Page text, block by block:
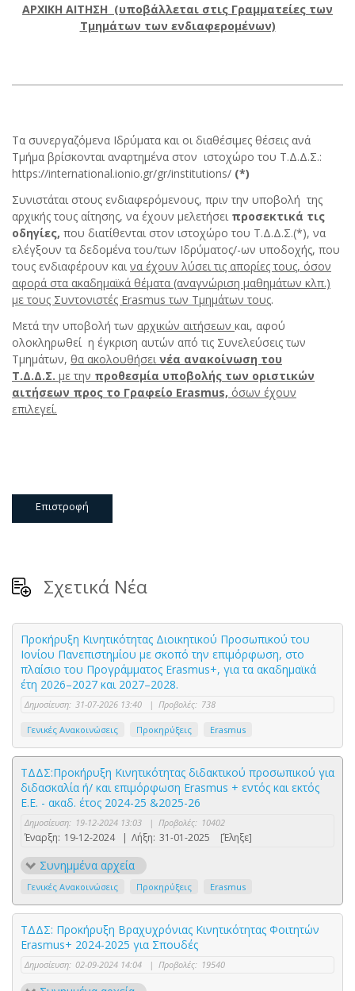
ΑΡΧΙΚΗ ΑΙΤΗΣΗ (υποβάλλεται στις Γραμματείες των
Τμημάτων των ενδιαφερομένων)
Τα συνεργαζόμενα Ιδρύματα και οι διαθέσιμες θέσεις ανά
Τμήμα βρίσκονται αναρτημένα στον ιστοχώρο του Τ.Δ.Δ.Σ.:
https://international.ionio.gr/gr/institutions/ (*)
Συνιστάται στους ενδιαφερόμενους, πριν την υποβολή της
αρχικής τους αίτησης, να έχουν μελετήσει προσεκτικά τις
οδηγίες, που διατίθενται στον ιστοχώρο του Τ.Δ.Δ.Σ.(*), να
ελέγξουν τα δεδομένα του/των Ιδρύματος/-ων υποδοχής, που
τους ενδιαφέρουν και να έχουν λύσει τις απορίες τους, όσον
αφορά στα ακαδημαϊκά θέματα (αναγνώριση μαθημάτων κλπ.)
με τους Συντονιστές Erasmus των Τμημάτων τους.
Μετά την υποβολή των αρχικών αιτήσεων και, αφού
ολοκληρωθεί η έγκριση αυτών από τις Συνελεύσεις των
Τμημάτων, θα ακολουθήσει νέα ανακοίνωση του
Τ.Δ.Δ.Σ. με την προθεσμία υποβολής των οριστικών
αιτήσεων προς το Γραφείο Erasmus, όσων έχουν
επιλεγεί.
Επιστροφή
Σχετικά Νέα
Προκήρυξη Κινητικότητας Διοικητικού Προσωπικού του
Ιονίου Πανεπιστημίου με σκοπό την επιμόρφωση, στο
πλαίσιο του Προγράμματος Erasmus+, για τα ακαδημαϊκά
έτη 2026–2027 και 2027–2028.
Δημοσίευση: 31-07-2026 13:40 | Προβολές: 738
Γενικές Ανακοινώσεις Προκηρύξεις Erasmus
ΤΔΔΣ:Προκήρυξη Κινητικότητας διδακτικού προσωπικού για
διδασκαλία ή/ και επιμόρφωση Erasmus + εντός και εκτός
Ε.Ε. - ακαδ. έτος 2024-25 &2025-26
Δημοσίευση: 19-12-2024 13:03 | Προβολές: 10402
Έναρξη: 19-12-2024 | Λήξη: 31-01-2025 [Έληξε]
Συνημμένα αρχεία
Γενικές Ανακοινώσεις Προκηρύξεις Erasmus
ΤΔΔΣ: Προκήρυξη Βραχυχρόνιας Kινητικότητας Φοιτητών
Erasmus+ 2024-2025 για Σπουδές
Δημοσίευση: 02-09-2024 14:04 | Προβολές: 19540